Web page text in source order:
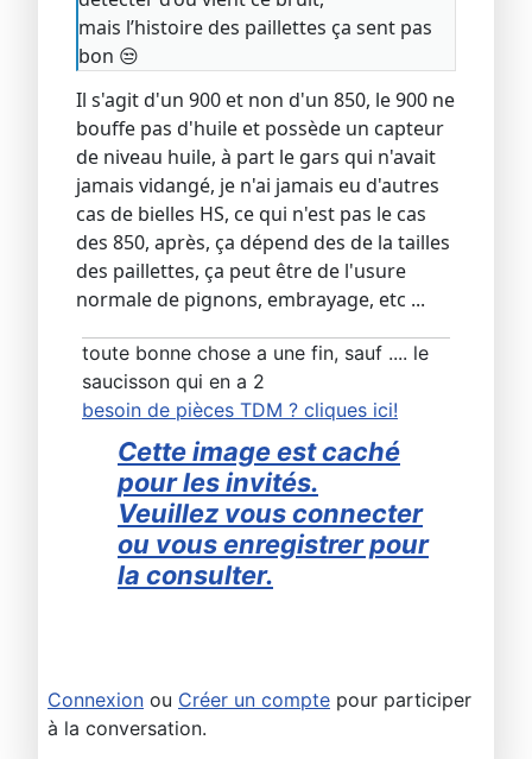
mais l’histoire des paillettes ça sent pas
bon 😒
Il s'agit d'un 900 et non d'un 850, le 900 ne
bouffe pas d'huile et possède un capteur
de niveau huile, à part le gars qui n'avait
jamais vidangé, je n'ai jamais eu d'autres
cas de bielles HS, ce qui n'est pas le cas
des 850, après, ça dépend des de la tailles
des paillettes, ça peut être de l'usure
normale de pignons, embrayage, etc ...
toute bonne chose a une fin, sauf .... le
saucisson qui en a 2
besoin de pièces TDM ? cliques ici!
Cette image est caché
pour les invités.
Veuillez vous connecter
ou vous enregistrer pour
la consulter.
Connexion ou Créer un compte pour participer
à la conversation.